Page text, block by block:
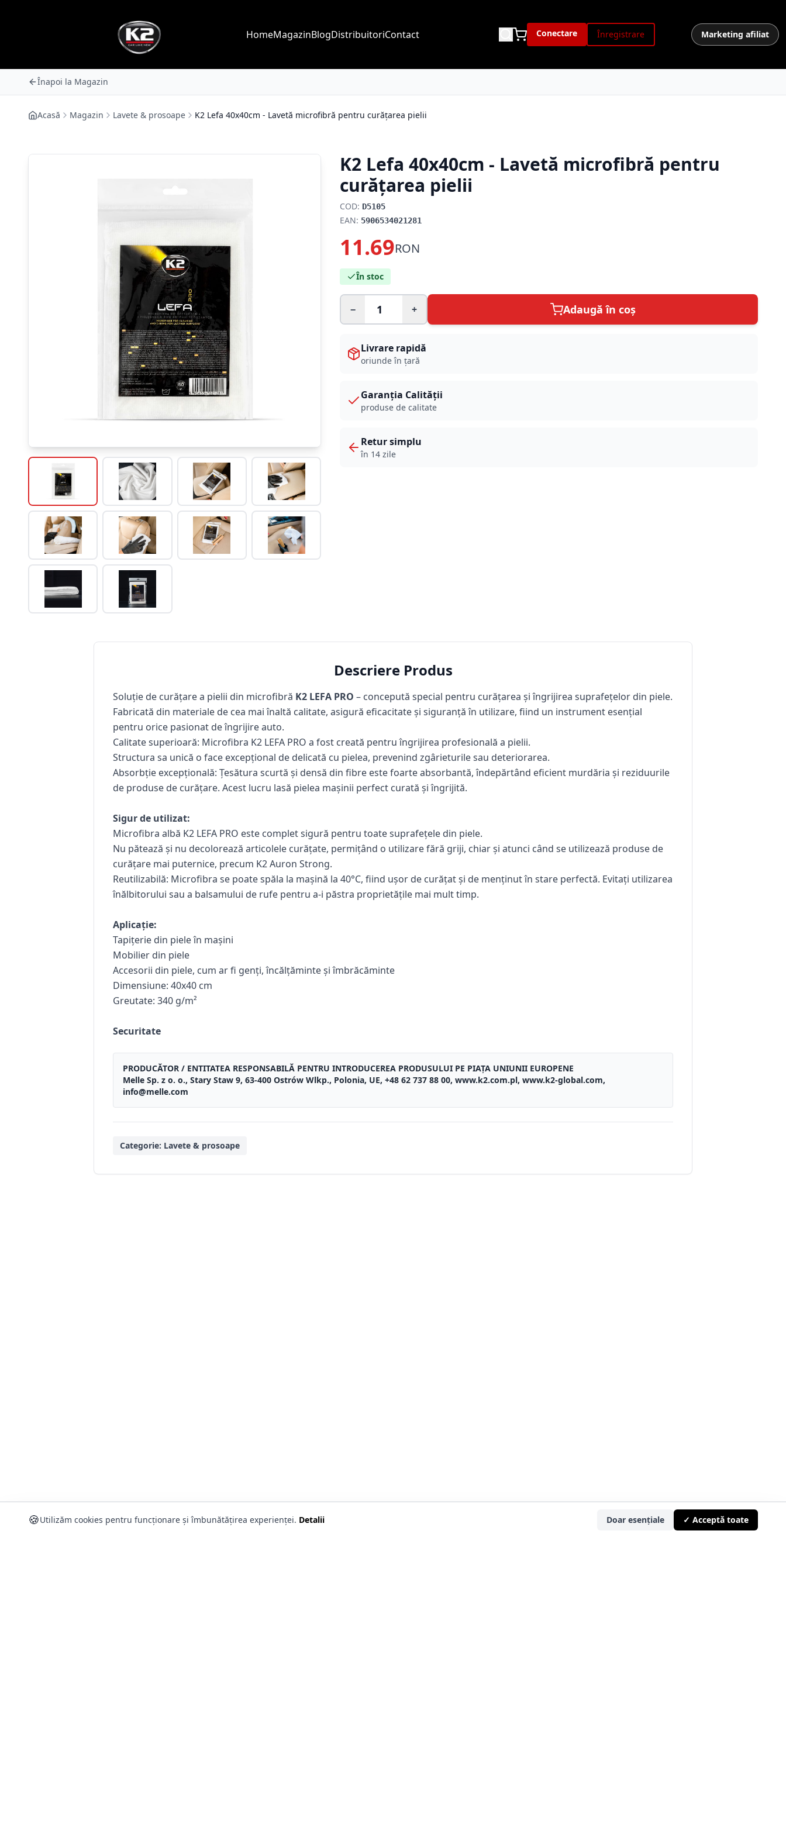
HomeMagazinBlogDistribuitoriContact Conectare Înregistrare Marketing afiliat
Înapoi la Magazin
Acasă Magazin Lavete & prosoape K2 Lefa 40x40cm - Lavetă microfibră pentru curățarea pielii
K2 Lefa 40x40cm - Lavetă microfibră pentru
curățarea pielii
COD: D5105
EAN: 5906534021281
11.69RON
În stoc
− + Adaugă în coș
Livrare rapidă
oriunde în țară
Garanția Calității
produse de calitate
Retur simplu
în 14 zile
Descriere Produs
Soluție de curățare a pielii din microfibră K2 LEFA PRO – concepută special pentru curățarea și îngrijirea suprafețelor din piele.
Fabricată din materiale de cea mai înaltă calitate, asigură eficacitate și siguranță în utilizare, fiind un instrument esențial
pentru orice pasionat de îngrijire auto.
Calitate superioară: Microfibra K2 LEFA PRO a fost creată pentru îngrijirea profesională a pielii.
Structura sa unică o face excepțional de delicată cu pielea, prevenind zgârieturile sau deteriorarea.
Absorbție excepțională: Țesătura scurtă și densă din fibre este foarte absorbantă, îndepărtând eficient murdăria și reziduurile
de produse de curățare. Acest lucru lasă pielea mașinii perfect curată și îngrijită.
Sigur de utilizat:
Microfibra albă K2 LEFA PRO este complet sigură pentru toate suprafețele din piele.
Nu pătează și nu decolorează articolele curățate, permițând o utilizare fără griji, chiar și atunci când se utilizează produse de
curățare mai puternice, precum K2 Auron Strong.
Reutilizabilă: Microfibra se poate spăla la mașină la 40°C, fiind ușor de curățat și de menținut în stare perfectă. Evitați utilizarea
înălbitorului sau a balsamului de rufe pentru a-i păstra proprietățile mai mult timp.
Aplicație:
Tapițerie din piele în mașini
Mobilier din piele
Accesorii din piele, cum ar fi genți, încălțăminte și îmbrăcăminte
Dimensiune: 40x40 cm
Greutate: 340 g/m²
Securitate
PRODUCĂTOR / ENTITATEA RESPONSABILĂ PENTRU INTRODUCEREA PRODUSULUI PE PIAȚA UNIUNII EUROPENE
Melle Sp. z o. o., Stary Staw 9, 63-400 Ostrów Wlkp., Polonia, UE, +48 62 737 88 00, www.k2.com.pl, www.k2-global.com,
info@melle.com
Categorie: Lavete & prosoape
🍪Utilizăm cookies pentru funcționare și îmbunătățirea experienței. Detalii Doar esențiale ✓ Acceptă toate